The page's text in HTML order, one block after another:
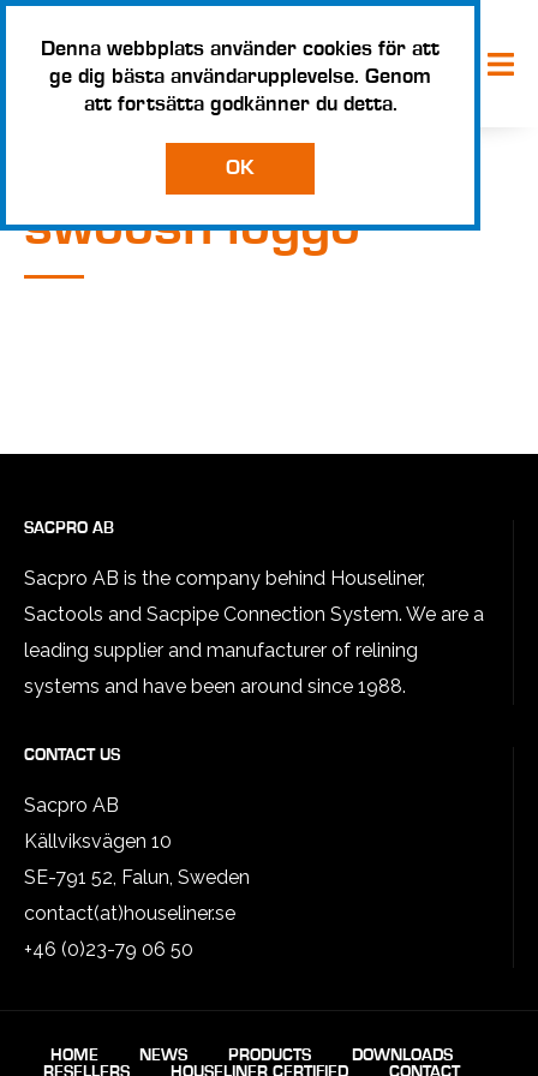
Denna webbplats använder cookies för att
ge dig bästa användarupplevelse. Genom
att fortsätta godkänner du detta.
OK
swoosh loggo
SACPRO AB
Sacpro AB is the company behind Houseliner,
Sactools and Sacpipe Connection System. We are a
leading supplier and manufacturer of relining
systems and have been around since 1988.
CONTACT US
Sacpro AB
Källviksvägen 10
SE-791 52, Falun, Sweden
contact(at)houseliner.se
+46 (0)23-79 06 50
HOME NEWS PRODUCTS
DOWNLOADS
RESELLERS
HOUSELINER CERTIFIED CONTACT